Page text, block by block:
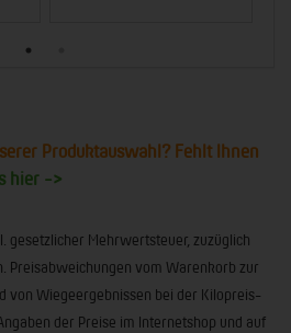
Produktauswahl? Fehlt Ihnen
hier ->
gesetzlicher Mehrwertsteuer, zuzüglich
Preisabweichungen vom Warenkorb zur
von Wiegeergebnissen bei der Kilopreis-
der Preise im Internetshop und auf